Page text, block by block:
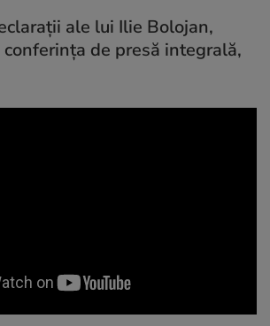
ale lui Ilie Bolojan,
de presă integrală,